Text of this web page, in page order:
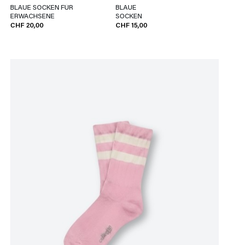
BLAUE SOCKEN FÜR
ERWACHSENE
CHF 20,00
BLAUE
SOCKEN
CHF 15,00